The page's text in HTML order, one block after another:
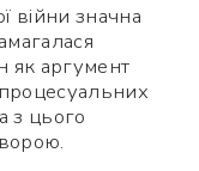
війни значна
як аргумент
з цього